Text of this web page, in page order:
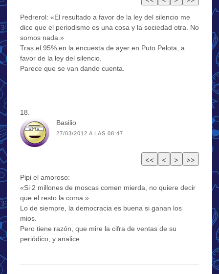
Pedrerol: «El resultado a favor de la ley del silencio me
dice que el periodismo es una cosa y la sociedad otra. No
somos nada.»
Tras el 95% en la encuesta de ayer en Puto Pelota, a
favor de la ley del silencio.
Parece que se van dando cuenta.
Basilio
27/03/2012 A LAS 08:47
Pipi el amoroso:
«Si 2 millones de moscas comen mierda, no quiere decir
que el resto la coma.»
Lo de siempre, la democracia es buena si ganan los
mios.
Pero tiene razón, que mire la cifra de ventas de su
periódico, y analice.